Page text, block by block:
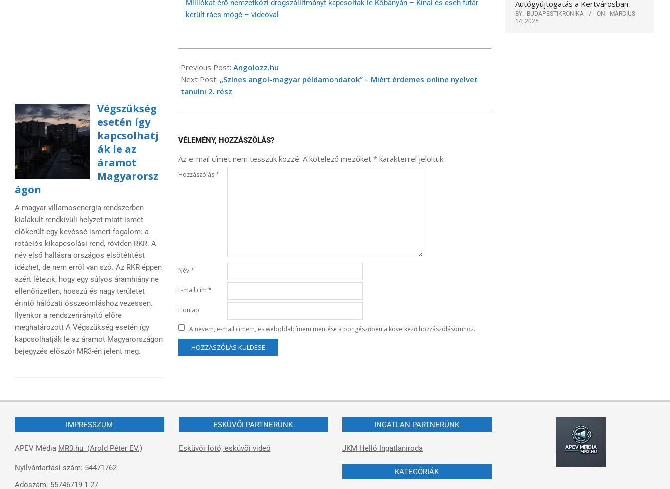
Milliókat érő nemzetközi drogszállítmányt kapcsoltak le Kőbányán – Kínai és cseh futár
került rács mögé – videóval
04-
23
Previous Post: Angolozz.hu
Next Post: „Színes angol-magyar példamondatok” – Miért érdemes online nyelvet
tanulni 2. rész
VÉLEMÉNY, HOZZÁSZÓLÁS?
Az e-mail címet nem tesszük közzé. A kötelező mezőket *karakterrel jelöltük
Hozzászólás*
Név*
E-mail cím *
Honlap
A nevem, e-mail címem, és weboldalcímem mentése a böngészőben a következő hozzászólásomhoz.
Végszükség
esetén így
kapcsolhatj
ák le az
áramot
Magyarorsz
ágon
A magyar villamosenergia-rendszerben
kialakult rendkívüli helyzet miatt ismét
előkerült egy kevéssé ismert fogalom: a
rotációs kikapcsolási rend, röviden RKR. A
név első hallásra országos elsötétítést
idézhet, de nem erről van szó. Az RKR éppen
azért létezik, hogy egy súlyos áramhiány ne
ellenőrizetlen, hosszú és nagy területet
érintő hálózati összeomláshoz vezessen.
Ilyenkor a rendszerirányító előre
meghatározott A Végszükség esetén így
kapcsolhatják le az áramot Magyarországon
bejegyzés először MR3-én jelent meg.
Autógyújtogatás a Kertvárosban
BY: BUDAPESTIKRONIKA ON:
MÁRCIUS
14, 2025
IMPRESSZUM
APEV Média MR3.hu (Arold Péter EV.)
Nyilvántartási szám: 54471762
Adószám: 55746719-1-27
ESKÜVŐI PARTNERÜNK
Esküvõi fotó, esküvõi videó
INGATLAN PARTNERÜNK
JKM Helló Ingatlaniroda
KATEGÓRIÁK